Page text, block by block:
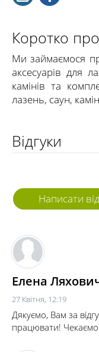
Коротко
Ми займаємося
аксесуарів для
камінів та
лазень, саун,
Відгуки
Написати
Елена
27 Квітня, 12:19
Дякуємо, Вам за
працювати!